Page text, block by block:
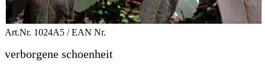
Art.Nr. 1024A5 / EAN Nr.
verborgene schoenheit